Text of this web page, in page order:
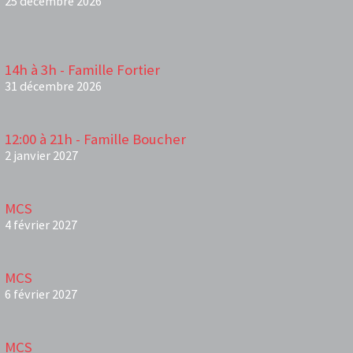
14h à 3h - Famille Fortier
31 décembre 2026
12:00 à 21h - Famille Boucher
2 janvier 2027
MCS
4 février 2027
MCS
6 février 2027
MCS